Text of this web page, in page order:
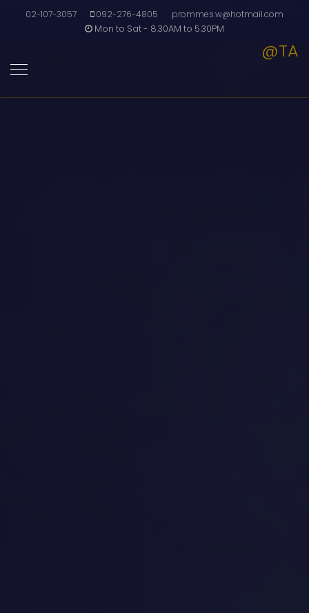
02-107-3057 092-276-4805
prommes.w@hotmail.com
Mon to Sat - 8.30AM to 5.30PM
@TA